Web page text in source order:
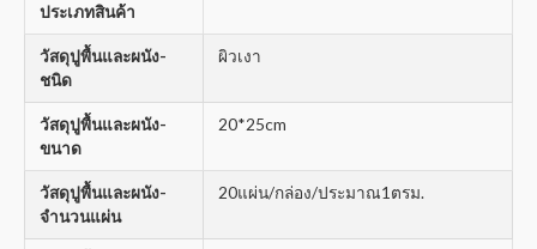
ประเภทสินค้า
วัสดุปูพื้นและผนัง-
ชนิด
ผิวเงา
วัสดุปูพื้นและผนัง-
ขนาด
20*25cm
วัสดุปูพื้นและผนัง-
จำนวนแผ่น
20แผ่น/กล่อง/ประมาณ1ตรม.